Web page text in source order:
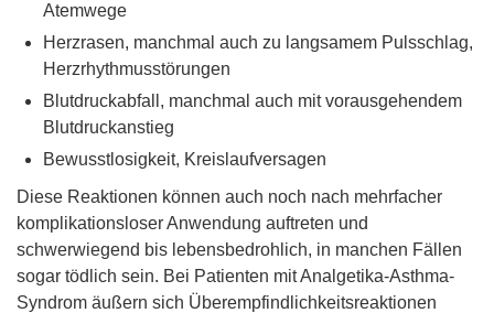
Atemwege
Herzrasen, manchmal auch zu langsamem Pulsschlag,
Herzrhythmusstörungen
Blutdruckabfall, manchmal auch mit vorausgehendem
Blutdruckanstieg
Bewusstlosigkeit, Kreislaufversagen
Diese Reaktionen können auch noch nach mehrfacher
komplikationsloser Anwendung auftreten und
schwerwiegend bis lebensbedrohlich, in manchen Fällen
sogar tödlich sein. Bei Patienten mit Analgetika-Asthma-
Syndrom äußern sich Überempfindlichkeitsreaktionen